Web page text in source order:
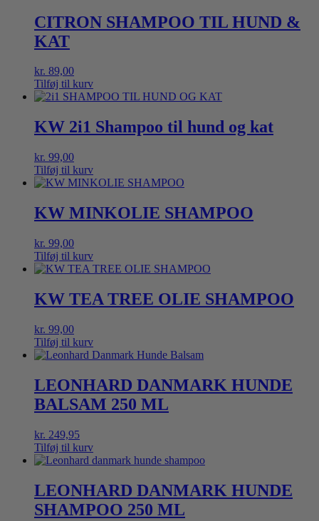
CITRON SHAMPOO TIL HUND &
KAT
kr. 89,00
Tilføj til kurv
KW 2i1 Shampoo til hund og kat
kr. 99,00
Tilføj til kurv
KW MINKOLIE SHAMPOO
kr. 99,00
Tilføj til kurv
KW TEA TREE OLIE SHAMPOO
kr. 99,00
Tilføj til kurv
LEONHARD DANMARK HUNDE
BALSAM 250 ML
kr. 249,95
Tilføj til kurv
LEONHARD DANMARK HUNDE
SHAMPOO 250 ML